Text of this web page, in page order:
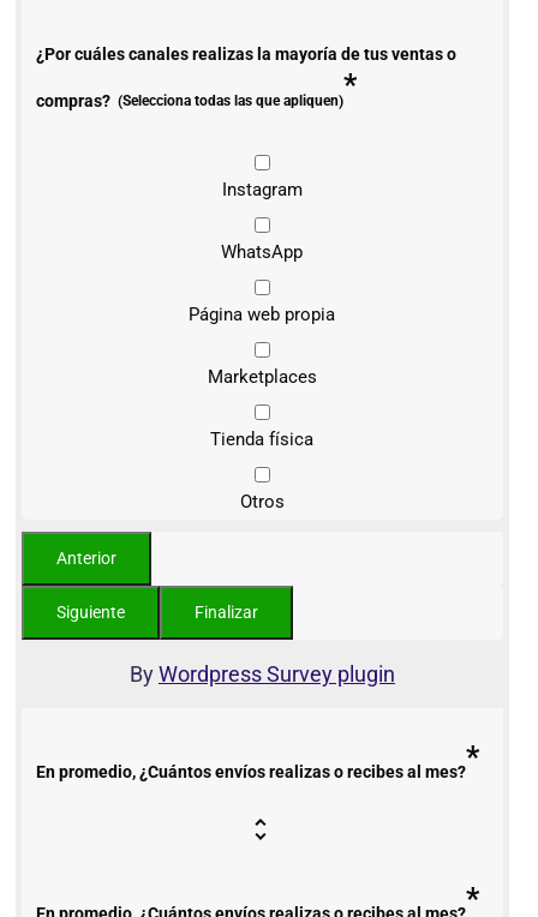
¿Por cuáles canales realizas la mayoría de tus ventas o
compras? (Selecciona todas las que apliquen)*
Instagram
WhatsApp
Página web propia
Marketplaces
Tienda física
Otros
ByWordpress Survey plugin
En promedio, ¿Cuántos envíos realizas o recibes al mes?*
*